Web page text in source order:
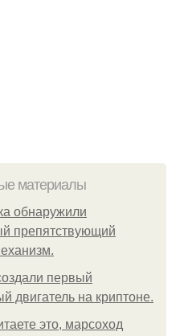
материалы
обнаружили
препятствующий
первый
двигатель на криптоне.
это, марсоход